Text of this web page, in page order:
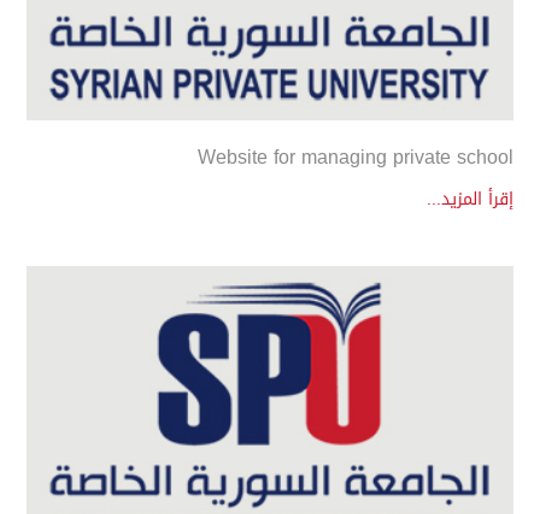
Website for managing private school
إقرأ المزيد...